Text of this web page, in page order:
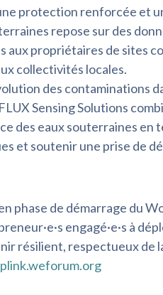
protection renforcée et
repose sur des
aux propriétaires de sites
collectivités locales.
des
Sensing Solutions
des eaux souterraines
et soutenir une prise de
phase de démarrage du
engagé·e·s à
résilient, respectueux de